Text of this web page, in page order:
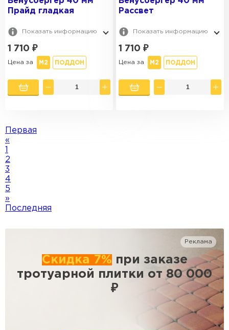
Прайд гладкая
Показать информацию
1 710 ₽
Цена за М2 ПОДДОН
Рассвет
Показать информацию
1 710 ₽
Цена за М2 ПОДДОН
Первая
«
2
3
4
5
»
Последняя
Реклама
Скидка 7% при заказе
тротуарной плитки от 80 000
₽